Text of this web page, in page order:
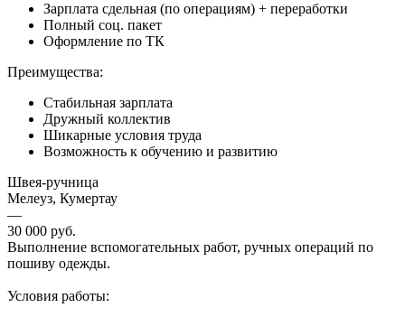
Зарплата сдельная (по операциям) + переработки
Полный соц. пакет
Оформление по ТК
Преимущества:
Стабильная зарплата
Дружный коллектив
Шикарные условия труда
Возможность к обучению и развитию
Швея-ручница
Мелеуз, Кумертау
—
30 000 руб.
Выполнение вспомогательных работ, ручных операций по
пошиву одежды.
Условия работы: